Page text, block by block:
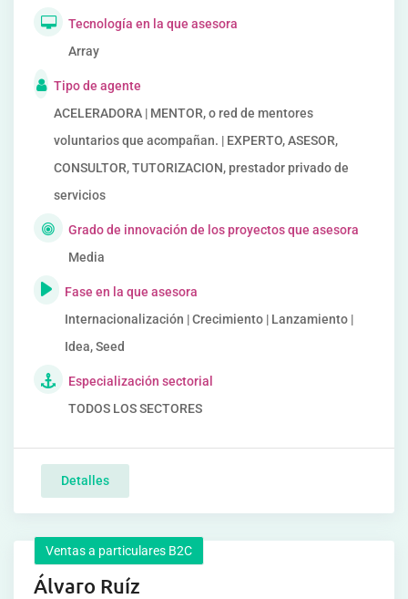
Tecnología en la que asesora
Array
Tipo de agente
ACELERADORA | MENTOR, o red de mentores
voluntarios que acompañan. | EXPERTO, ASESOR,
CONSULTOR, TUTORIZACION, prestador privado de
servicios
Grado de innovación de los proyectos que asesora
Media
Fase en la que asesora
Internacionalización | Crecimiento | Lanzamiento |
Idea, Seed
Especialización sectorial
TODOS LOS SECTORES
Detalles
Ventas a particulares B2C
Álvaro Ruíz